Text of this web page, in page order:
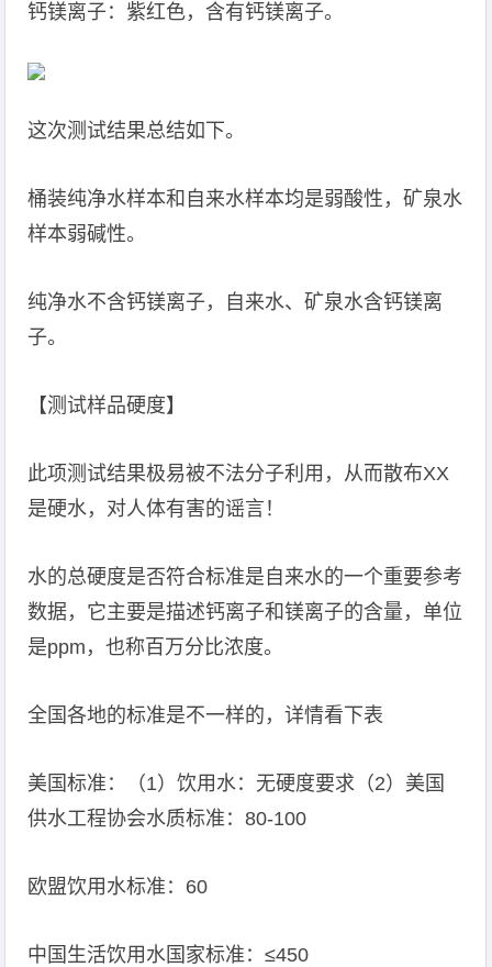
钙镁离子：紫红色，含有钙镁离子。
这次测试结果总结如下。
桶装纯净水样本和自来水样本均是弱酸性，矿泉水
样本弱碱性。
纯净水不含钙镁离子，自来水、矿泉水含钙镁离
子。
【测试样品硬度】
此项测试结果极易被不法分子利用，从而散布XX
是硬水，对人体有害的谣言！
水的总硬度是否符合标准是自来水的一个重要参考
数据，它主要是描述钙离子和镁离子的含量，单位
是ppm，也称百万分比浓度。
全国各地的标准是不一样的，详情看下表
美国标准：（1）饮用水：无硬度要求（2）美国
供水工程协会水质标准：80-100
欧盟饮用水标准：60
中国生活饮用水国家标准：≤450